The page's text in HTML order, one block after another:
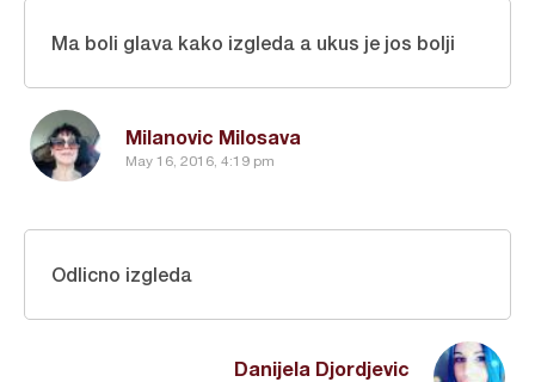
Milanovic Milosava
May 16, 2016, 4:19 pm
Ma boli glava kako izgleda a ukus je jos bolji
Danijela Djordjevic
Odlicno izgleda